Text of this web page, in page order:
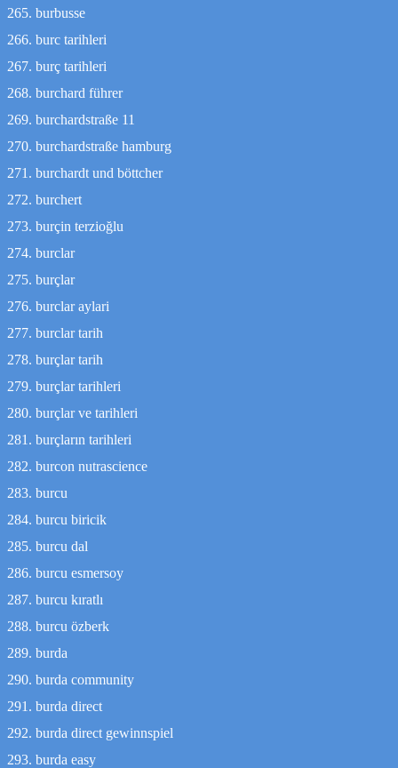
burbusse
burc tarihleri
burç tarihleri
burchard führer
burchardstraße 11
burchardstraße hamburg
burchardt und böttcher
burchert
burçin terzioğlu
burclar
burçlar
burclar aylari
burclar tarih
burçlar tarih
burçlar tarihleri
burçlar ve tarihleri
burçların tarihleri
burcon nutrascience
burcu
burcu biricik
burcu dal
burcu esmersoy
burcu kıratlı
burcu özberk
burda
burda community
burda direct
burda direct gewinnspiel
burda easy